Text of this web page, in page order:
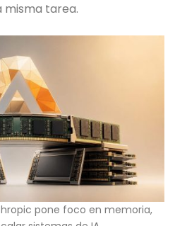
tarea.
pone foco en memoria,